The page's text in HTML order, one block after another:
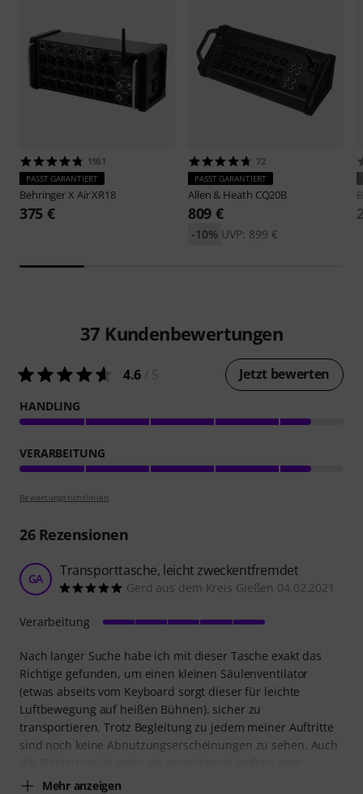
1951
PASST GARANTIERT
BehringerX Air XR18
375 €
72
PASST GARANTIERT
Allen & Heath CQ20B
809 €
UVP: 899 €
-10%
37 Kundenbewertungen
4.6 Jetzt bewerten
HANDLING
VERARBEITUNG
Bewertungsrichtlinien
26Rezensionen
GA Transporttasche, leicht zweckentfremdet
Gerd aus dem Kreis Gießen 04.02.2021
Nach langer Suche habe ich mit dieser Tasche exakt das
Richtige gefunden, um einen kleinen Säulenventilator
(etwas abseits vom Keyboard sorgt dieser für leichte
Luftbewegung auf heißen Bühnen). sicher zu
transportieren. Trotz Begleitung zu jedem meiner Auftritte
sind noch keine Abnutzungserscheinungen zu sehen. Auch
Mehr anzeigen
Verarbeitung